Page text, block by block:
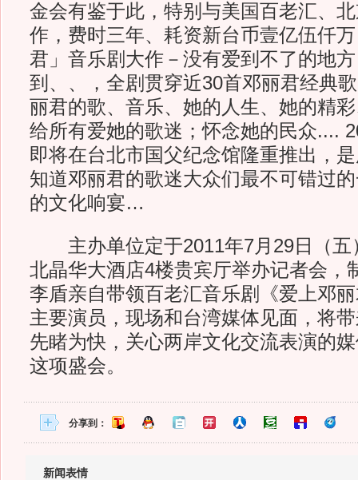
金会有鉴于此，特别与美国百老汇、
作，费时三年、耗资新台币壹亿伍仟
君」音乐剧大作－没有爱到不了的地
到、、，全剧贯穿近30首邓丽君经典
丽君的歌、音乐、她的人生、她的精
给所有爱她的歌迷；怀念她的民众....
即将在台北市国父纪念馆隆重推出，
知道邓丽君的歌迷大众们最不可错过
的文化响宴…
主办单位定于2011年7月29日（五
北晶华大酒店4楼贵宾厅举办记者会，
李盾亲自带领百老汇音乐剧《爱上邓
主要演员，现场和台湾媒体见面，将
先睹为快，关心两岸文化交流表演的
这项盛会。
分享到：
新闻表情